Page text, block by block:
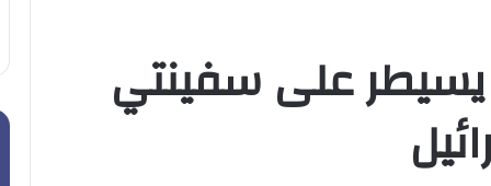
يسيطر على سفينتي